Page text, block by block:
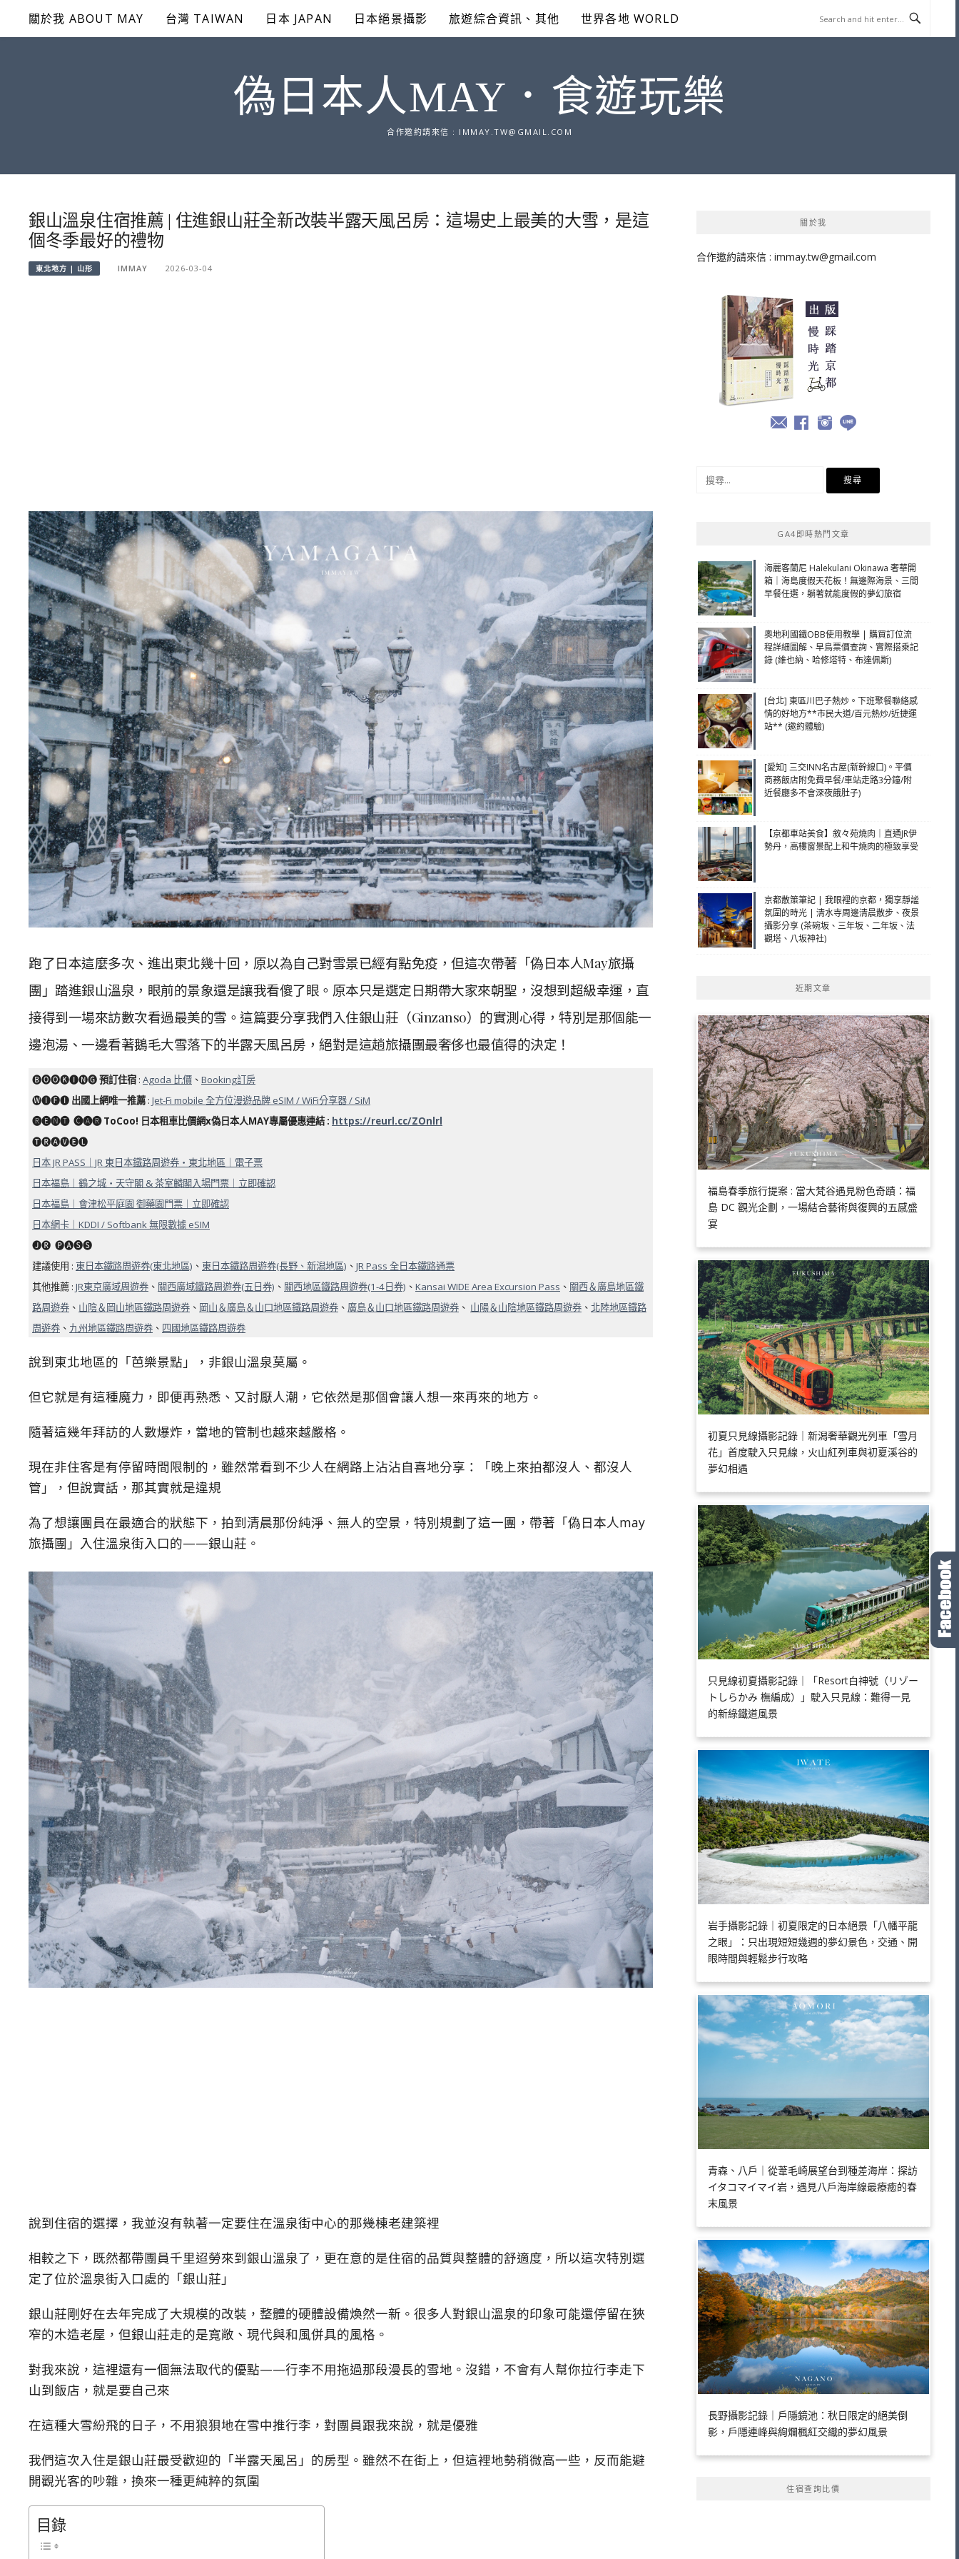
content
關於我 ABOUT MAY 台灣 TAIWAN 日本 JAPAN 日本絕景攝影 旅遊綜合資訊、其他 世界各地 WORLD
偽日本人MAY．食遊玩樂
合作邀約請來信 : IMMAY.TW@GMAIL.COM
銀山溫泉住宿推薦 | 住進銀山莊全新改裝半露天風呂房：這場史上最美的大雪，是這
個冬季最好的禮物
東北地方 | 山形 IMMAY 2026-03-04
跑了日本這麼多次、進出東北幾十回，原以為自己對雪景已經有點免疫，但這次帶著「偽日本人May旅攝
團」踏進銀山溫泉，眼前的景象還是讓我看傻了眼。原本只是選定日期帶大家來朝聖，沒想到超級幸運，直
接得到一場來訪數次看過最美的雪。這篇要分享我們入住銀山莊（Ginzanso）的實測心得，特別是那個能一
邊泡湯、一邊看著鵝毛大雪落下的半露天風呂房，絕對是這趟旅攝團最奢侈也最值得的決定！
🅑🅞🅞🅚🅘🅝🅖預訂住宿 : Agoda 比價 、 Booking訂房
🅦🅘🅕🅘 出國上網唯一推薦 : Jet-Fi mobile 全方位漫遊品牌 eSIM / WiFi分享器 / SiM
🅡🅔🅝🅣 ​ 🅒🅐🅡 ToCoo! 日本租車比價網x偽日本人MAY專屬優惠連結 : https://reurl.cc/ZOnlrl
🅣🅡🅐🅥🅔🅛
日本 JR PASS｜JR 東日本鐵路周遊券・東北地區｜電子票
日本福島｜鶴之城・天守閣 & 茶室麟閣入場門票｜立即確認
日本福島｜會津松平庭園 御藥園門票｜立即確認
日本網卡｜KDDI / Softbank 無限數據 eSIM
🅙🅡 ​ 🅟🅐🅢🅢
建議使用 : 東日本鐵路周遊券(東北地區) 、 東日本鐵路周遊券(長野、新潟地區) 、 JR Pass 全日本鐵路通票
其他推薦 : JR東京廣域周遊券 、 關西廣域鐵路周遊券(五日券) 、 關西地區鐵路周遊券(1-4日券) 、 Kansai WIDE Area Excursion Pass 、 關西＆廣島地區鐵
路周遊券 、 山陰＆岡山地區鐵路周遊券 、 岡山＆廣島＆山口地區鐵路周遊券 、 廣島＆山口地區鐵路周遊券 、 山陽＆山陰地區鐵路周遊券 、 北陸地區鐵路
周遊券 、 九州地區鐵路周遊券 、 四國地區鐵路周遊券
說到東北地區的「芭樂景點」，非銀山溫泉莫屬。
但它就是有這種魔力，即便再熟悉、又討厭人潮，它依然是那個會讓人想一來再來的地方。
隨著這幾年拜訪的人數爆炸，當地的管制也越來越嚴格。
現在非住客是有停留時間限制的，雖然常看到不少人在網路上沾沾自喜地分享：「晚上來拍都沒人、都沒人
管」，但說實話，那其實就是違規
為了想讓團員在最適合的狀態下，拍到清晨那份純淨、無人的空景，特別規劃了這一團，帶著「偽日本人may
旅攝團」入住溫泉街入口的——銀山莊。
說到住宿的選擇，我並沒有執著一定要住在溫泉街中心的那幾棟老建築裡
相較之下，既然都帶團員千里迢勞來到銀山溫泉了，更在意的是住宿的品質與整體的舒適度，所以這次特別選
定了位於溫泉街入口處的「銀山莊」
銀山莊剛好在去年完成了大規模的改裝，整體的硬體設備煥然一新。很多人對銀山溫泉的印象可能還停留在狹
窄的木造老屋，但銀山莊走的是寬敞、現代與和風併具的風格。
對我來說，這裡還有一個無法取代的優點——行李不用拖過那段漫長的雪地。沒錯，不會有人幫你拉行李走下
山到飯店，就是要自己來
在這種大雪紛飛的日子，不用狼狽地在雪中推行李，對團員跟我來說，就是優雅
我們這次入住是銀山莊最受歡迎的「半露天風呂」的房型。雖然不在街上，但這裡地勢稍微高一些，反而能避
開觀光客的吵雜，換來一種更純粹的氛圍
目錄
關於我
合作邀約請來信 : immay.tw@gmail.com
GA4即時熱門文章
海麗客蘭尼 Halekulani Okinawa 奢華開
箱｜海島度假天花板！無邊際海景、三間
早餐任選，躺著就能度假的夢幻旅宿
奧地利國鐵OBB使用教學 | 購買訂位流
程詳細圖解、早鳥票價查詢、實際搭乘記
錄 (維也納、哈修塔特、布達佩斯)
[台北] 東區川巴子熱炒。下班聚餐聯絡感
情的好地方**市民大道/百元熱炒/近捷運
站** (邀約體驗)
[愛知] 三交INN名古屋(新幹線口)。平價
商務飯店附免費早餐/車站走路3分鐘/附
近餐廳多不會深夜餓肚子)
【京都車站美食】敘々苑燒肉｜直通JR伊
勢丹，高樓窗景配上和牛燒肉的極致享受
京都散策筆記 | 我眼裡的京都，獨享靜謐
氛圍的時光 | 清水寺周邊清晨散步、夜景
攝影分享 (茶碗坂、三年坂、二年坂、法
觀塔、八坂神社)
近期文章
福島春季旅行提案 : 當大梵谷遇見粉色奇蹟：福
島 DC 觀光企劃，一場結合藝術與復興的五感盛
宴
初夏只見線攝影記錄｜新潟奢華觀光列車「雪月
花」首度駛入只見線，火山紅列車與初夏溪谷的
夢幻相遇
只見線初夏攝影記錄｜「Resort白神號（リゾー
トしらかみ 橅編成）」駛入只見線：難得一見
的新綠鐵道風景
岩手攝影記錄｜初夏限定的日本絕景「八幡平龍
之眼」：只出現短短幾週的夢幻景色，交通、開
眼時間與輕鬆步行攻略
青森、八戶｜從葦毛崎展望台到種差海岸：探訪
イタコマイマイ岩，遇見八戶海岸線最療癒的春
末風景
長野攝影記錄｜戶隱鏡池：秋日限定的絕美倒
影，戶隱連峰與絢爛楓紅交織的夢幻風景
住宿查詢比價